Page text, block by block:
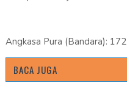
Angkasa Pura (Bandara): 172
BACA JUGA